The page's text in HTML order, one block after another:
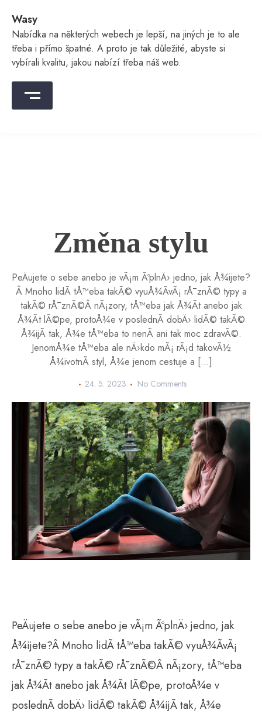
content
Wasy
Nabídka na některých webech je lepší, na jiných je to ale
třeba i přímo špatné. A proto je tak důležité, abyste si
vybírali kvalitu, jakou nabízí třeba náš web.
Změna stylu
PeÄujete o sebe anebo je vÃ¡m ÃºplnÄ› jedno, jak Å¾ijete?
Â Mnoho lidÃ­ tÅ™eba takÃ© vyuÅ¾Ã­vÃ¡ rÅ¯znÃ© typy a
takÃ© rÅ¯znÃ©Â nÃ¡zory, tÅ™eba jak Å¾Ã­t anebo jak
Å¾Ã­t lÃ©pe, protoÅ¾e v poslednÃ­ dobÄ› lidÃ© takÃ©
Å¾ijÃ­ tak, Å¾e tÅ™eba to nenÃ­ ani tak moc zdravÃ©.
JenomÅ¾e tÅ™eba ale nÄ›kdo mÃ¡ rÃ¡d takovÃ½
Å¾ivotnÃ­ styl, Å¾e jenom cestuje a […]
24. 5. 2023 No Comments
PeÄujete o sebe anebo je vÃ¡m ÃºplnÄ› jedno, jak
Å¾ijete?Â Mnoho lidÃ­ tÅ™eba takÃ© vyuÅ¾Ã­vÃ¡
rÅ¯znÃ© typy a takÃ© rÅ¯znÃ©Â nÃ¡zory, tÅ™eba
jak Å¾Ã­t anebo jak Å¾Ã­t lÃ©pe, protoÅ¾e v
poslednÃ­ dobÄ› lidÃ© takÃ© Å¾ijÃ­ tak, Å¾e